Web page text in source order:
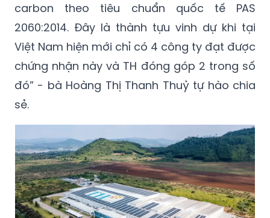
carbon theo tiêu chuẩn quốc tế PAS
2060:2014. Đây là thành tựu vinh dự khi tại
Việt Nam hiện mới chỉ có 4 công ty đạt được
chứng nhận này và TH đóng góp 2 trong số
đó” - bà Hoàng Thị Thanh Thuỷ tự hào chia
sẻ.